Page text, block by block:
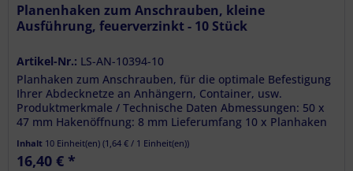
Planenhaken zum Anschrauben, kleine
Ausführung, feuerverzinkt - 10 Stück
Artikel-Nr.: LS-AN-10394-10
Planhaken zum Anschrauben, für die optimale Befestigung
Ihrer Abdecknetze an Anhängern, Container, usw.
Produktmerkmale / Technische Daten Abmessungen: 50 x
47 mm Hakenöffnung: 8 mm Lieferumfang 10 x Planhaken
Inhalt 10 Einheit(en)(1,64 € / 1 Einheit(en))
16,40 € *